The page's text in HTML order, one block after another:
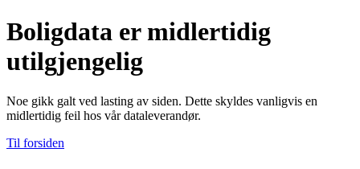
Boligdata er midlertidig
utilgjengelig
Noe gikk galt ved lasting av siden. Dette skyldes vanligvis en
midlertidig feil hos vår dataleverandør.
Til forsiden